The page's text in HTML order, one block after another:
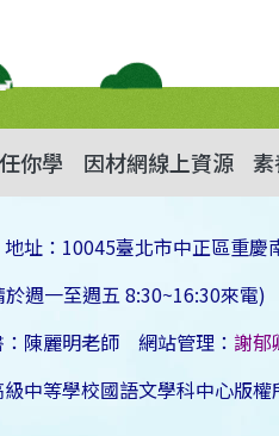
你學 因材網線上資源
址：10045臺北市中正區重慶
週一至週五 8:30~16:30來電)
陳麗明老師 網站管理：謝郁
中等學校國語文學科中心版權